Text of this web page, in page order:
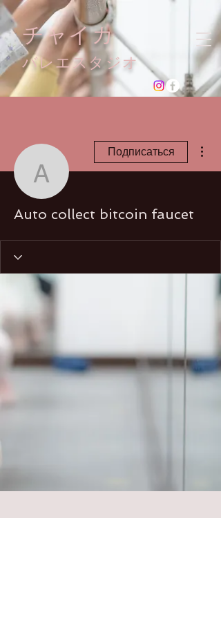
チャイカ
​バレエスタジオ
Auto collect
Подписаться
Auto collect bitcoin faucet